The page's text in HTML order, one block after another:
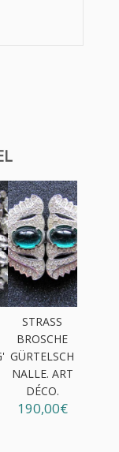
STRASS
BROSCHE
GÜRTELSCH
NALLE. ART
DÉCO.
190,00€